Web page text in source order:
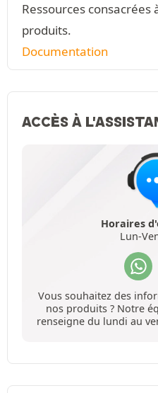
Ressources consacrées
produits.
Documentation
ACCÈS À
Horaires
Lun-
Vous souhaitez des
nos produits ? Notre
renseigne du lundi au